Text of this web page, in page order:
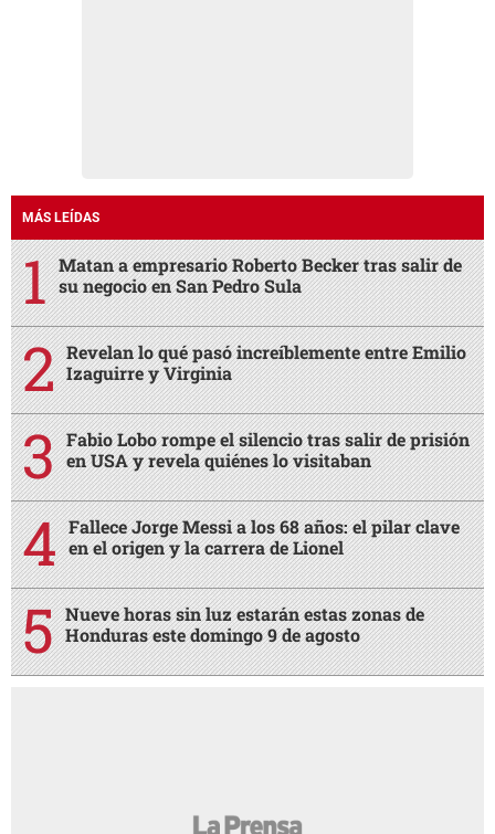
MÁS LEÍDAS
Matan a empresario Roberto Becker tras salir de
su negocio en San Pedro Sula
Revelan lo qué pasó increíblemente entre Emilio
Izaguirre y Virginia
Fabio Lobo rompe el silencio tras salir de prisión
en USA y revela quiénes lo visitaban
Fallece Jorge Messi a los 68 años: el pilar clave
en el origen y la carrera de Lionel
Nueve horas sin luz estarán estas zonas de
Honduras este domingo 9 de agosto